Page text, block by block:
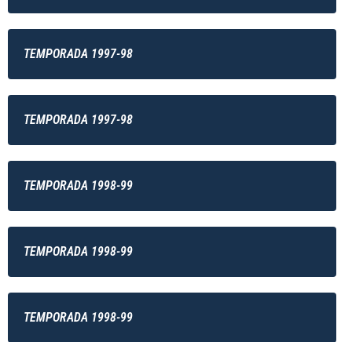
TEMPORADA 1997-98
TEMPORADA 1997-98
TEMPORADA 1998-99
TEMPORADA 1998-99
TEMPORADA 1998-99